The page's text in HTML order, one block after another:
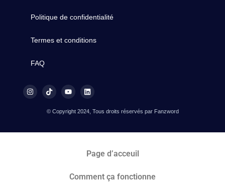
Politique de confidentialité
Termes et conditions
FAQ
© Copyright 2024, Tous droits réservés par Fanzword
Page d’acceuil
Comment ça fonctionne